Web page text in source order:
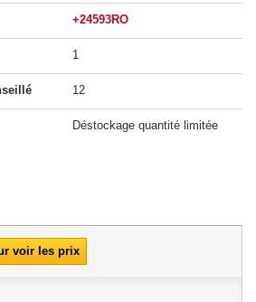
+24593RO
1
12
Déstockage quantité limitée
voir les prix